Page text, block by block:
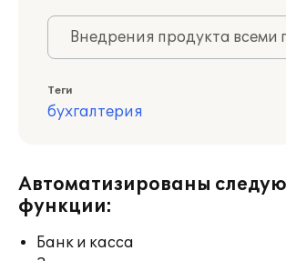
Внедрения продукта
Теги
бухгалтерия
Автоматизированы
функции:
Банк и касса